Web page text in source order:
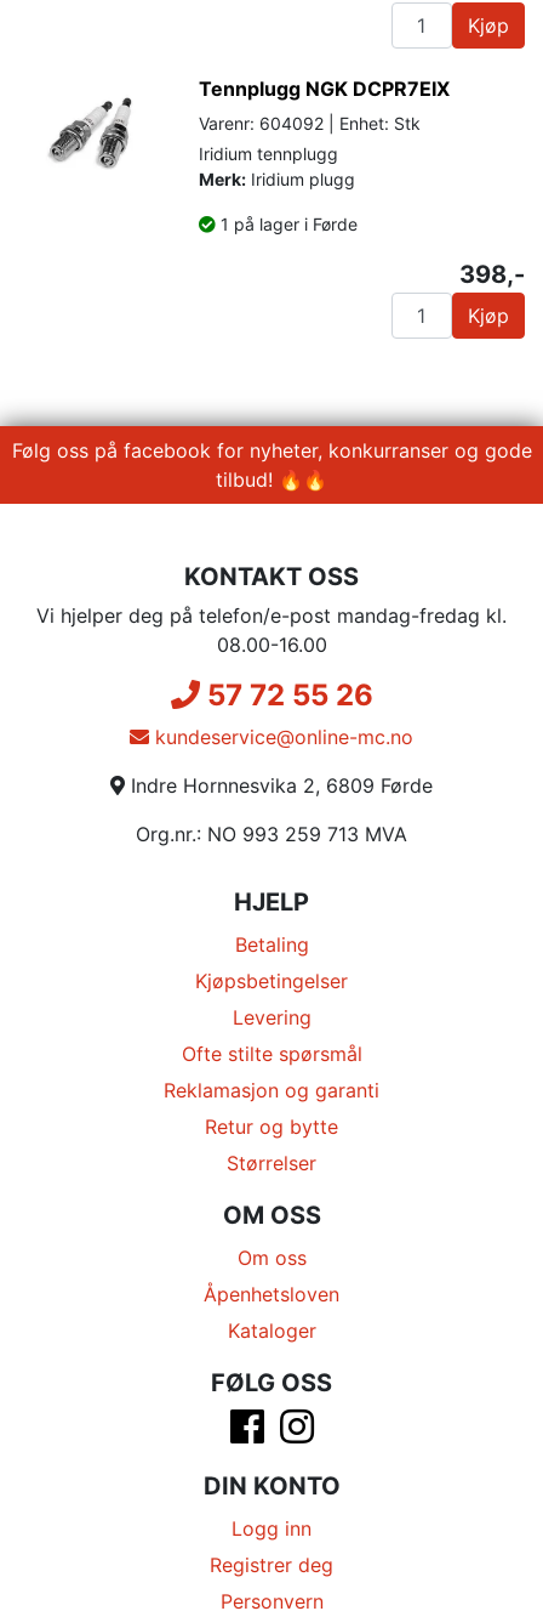
Kjøp
Tennplugg NGK DCPR7EIX
Varenr: 604092 | Enhet: Stk
Iridium tennplugg
Merk: Iridium plugg
1 på lager i Førde
398,-
Kjøp
Følg oss på facebook for nyheter, konkurranser og gode
tilbud! 🔥🔥
KONTAKT OSS
Vi hjelper deg på telefon/e-post mandag-fredag kl.
08.00-16.00
57 72 55 26
kundeservice@online-mc.no
Indre Hornnesvika 2, 6809 Førde
Org.nr.: NO 993 259 713 MVA
HJELP
Betaling
Kjøpsbetingelser
Levering
Ofte stilte spørsmål
Reklamasjon og garanti
Retur og bytte
Størrelser
OM OSS
Om oss
Åpenhetsloven
Kataloger
FØLG OSS
DIN KONTO
Logg inn
Registrer deg
Personvern